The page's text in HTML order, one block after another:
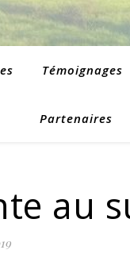
Témoignages
Partenaires
au